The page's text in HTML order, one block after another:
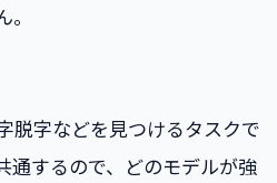
脱字などを見つけるタスクで
通するので、どのモデルが強